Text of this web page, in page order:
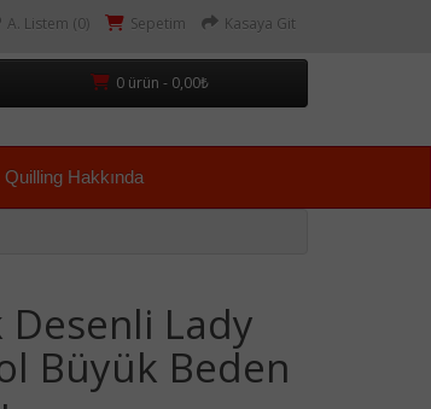
A. Listem (0) Sepetim Kasaya Git
0 ürün - 0,00₺
Quilling Hakkında
Desenli Lady
Büyük Beden